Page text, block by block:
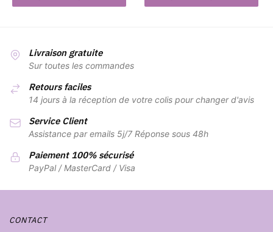
Livraison gratuite
Sur toutes les commandes
Retours faciles
14 jours à la réception de votre colis pour changer d'avis
Service Client
Assistance par emails 5j/7 Réponse sous 48h
Paiement 100% sécurisé
PayPal / MasterCard / Visa
CONTACT